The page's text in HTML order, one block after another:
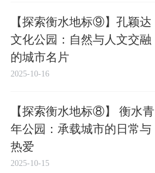
【探索衡水地标⑨】孔颖达
文化公园：自然与人文交融
的城市名片
2025-10-16
【探索衡水地标⑧】 衡水青
年公园：承载城市的日常与
热爱
2025-10-15